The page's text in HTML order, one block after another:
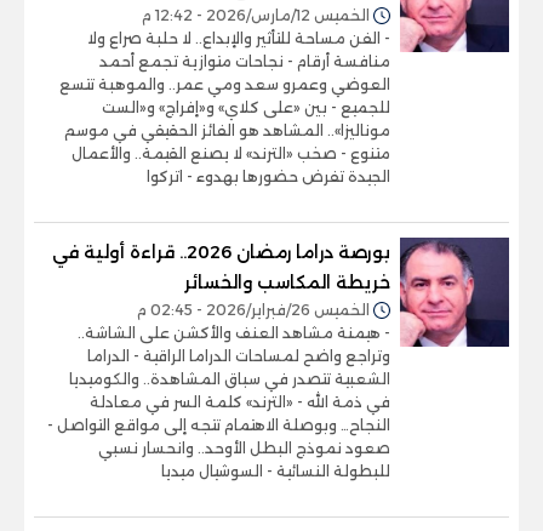
الخميس 12/مارس/2026 - 12:42 م
- الفن مساحة للتأثير والإبداع.. لا حلبة صراع ولا
منافسة أرقام - نجاحات متوازية تجمع أحمد
العوضي وعمرو سعد ومي عمر.. والموهبة تتسع
للجميع - بين «على كلاي» و«إفراج» و«الست
موناليزا».. المشاهد هو الفائز الحقيقي في موسم
متنوع - صخب «الترند» لا يصنع القيمة.. والأعمال
الجيدة تفرض حضورها بهدوء - اتركوا
بورصة دراما رمضان 2026.. قراءة أولية في
خريطة المكاسب والخسائر
الخميس 26/فبراير/2026 - 02:45 م
- هيمنة مشاهد العنف والأكشن على الشاشة..
وتراجع واضح لمساحات الدراما الراقية - الدراما
الشعبية تتصدر في سباق المشاهدة.. والكوميديا
في ذمة الله - «الترند» كلمة السر في معادلة
النجاح… وبوصلة الاهتمام تتجه إلى مواقع التواصل -
صعود نموذج البطل الأوحد.. وانحسار نسبي
للبطولة النسائية - السوشيال ميديا